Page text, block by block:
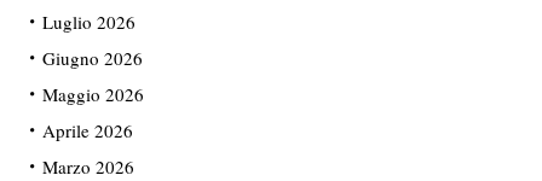
Luglio 2026
Giugno 2026
Maggio 2026
Aprile 2026
Marzo 2026